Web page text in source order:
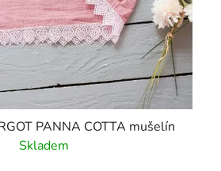
PANNA COTTA mušelín
Skladem